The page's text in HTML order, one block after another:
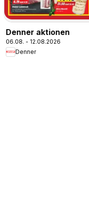
Denner aktionen
06.08. - 12.08.2026
Denner